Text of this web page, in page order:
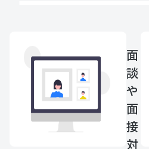
面
談
や
面
接
対